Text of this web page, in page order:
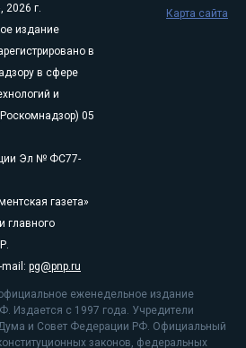
2026 г.
издание
в
в сфере
и
05
Эл № ФС77-
газета»
главного
pg@pnp.ru
еженедельное издание
Издается с 1997 года. Учредители
Дума и Совет Федерации РФ. Официальный
законов, федеральных
Карта сайта